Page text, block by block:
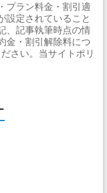
プラン料金・割引適
設定されていること
、記事執筆時点の情
金・割引解除料につ
さい。当サイトポリ